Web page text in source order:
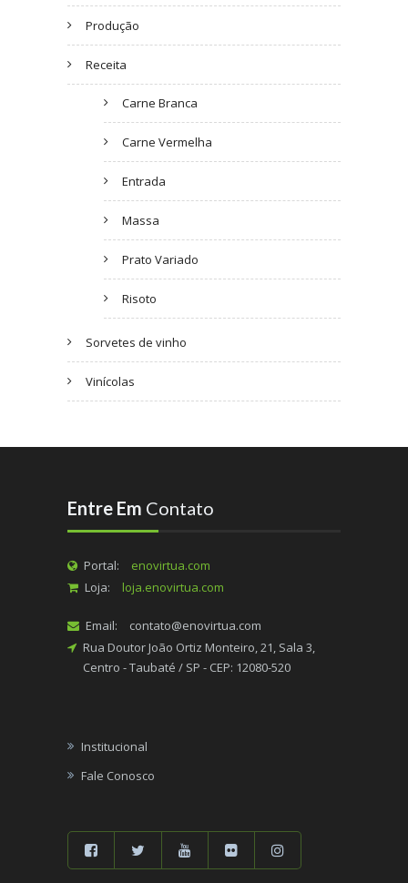
Produção
Receita
Carne Branca
Carne Vermelha
Entrada
Massa
Prato Variado
Risoto
Sorvetes de vinho
Vinícolas
Entre Em Contato
Portal:
enovirtua.com
Loja:
loja.enovirtua.com
Email:
contato@enovirtua.com
Rua Doutor João Ortiz Monteiro, 21, Sala 3,
Centro - Taubaté / SP - CEP: 12080-520
Institucional
Fale Conosco